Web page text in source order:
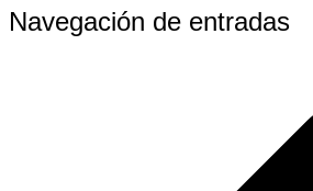
Navegación de entradas